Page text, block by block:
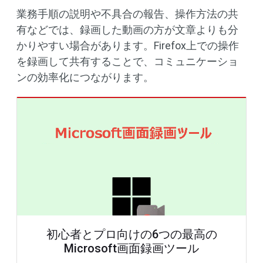
業務手順の説明や不具合の報告、操作方法の共
有などでは、録画した動画の方が文章よりも分
かりやすい場合があります。Firefox上での操作
を録画して共有することで、コミュニケーショ
ンの効率化につながります。
初心者とプロ向けの6つの最高の
Microsoft画面録画ツール